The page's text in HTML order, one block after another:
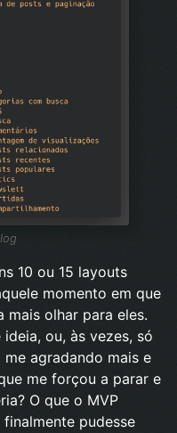
10 ou 15 layouts
momento em que
mais olhar para eles.
ou, às vezes, só
agradando mais e
me forçou a parar e
O que o MVP
pudesse